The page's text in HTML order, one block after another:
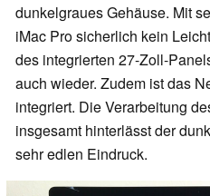
dunkelgraues Gehäuse. Mit
iMac Pro sicherlich kein
des integrierten 27-Zoll-
auch wieder. Zudem ist das
integriert. Die Verarbeitung
insgesamt hinterlässt der
sehr edlen Eindruck.